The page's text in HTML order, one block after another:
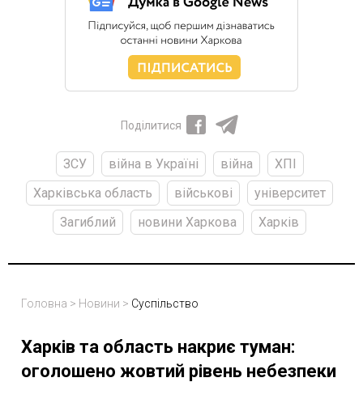
Поділитися
ЗСУ війна в Україні війна
ХПІ
Харківська область
військові
університет
Загиблий
новини Харкова Харків
Головна > Новини > Суспільство
Харків та область накриє туман:
оголошено жовтий рівень небезпеки